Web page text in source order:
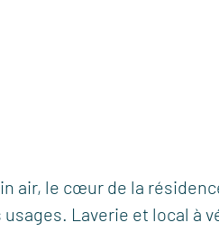
air, le cœur de la
Laverie et local à